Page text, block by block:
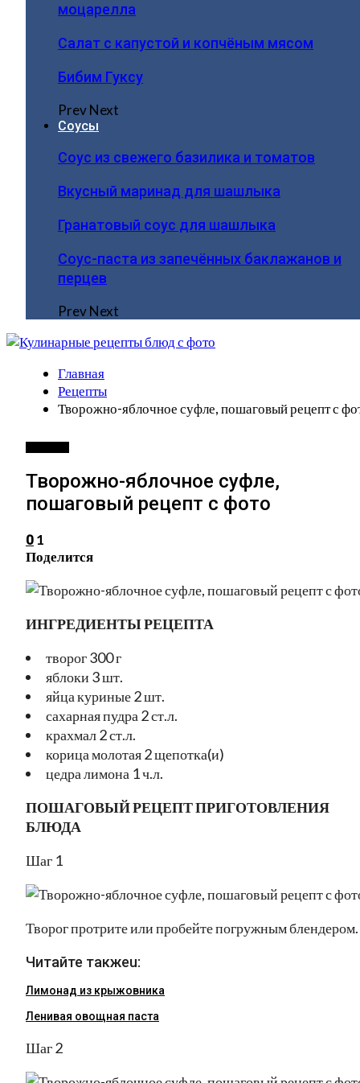
моцарелла
Салат с капустой и копчёным мясом
Бибим Гуксу
PrevNext
Соусы
Соус из свежего базилика и томатов
Вкусный маринад для шашлыка
Гранатовый соус для шашлыка
Соус-паста из запечённых баклажанов и
перцев
PrevNext
Главная
Рецепты
Творожно-яблочное суфле, пошаговый рецепт с
Творожно-яблочное суфле,
пошаговый рецепт с фото
0 1
Поделится
ИНГРЕДИЕНТЫ РЕЦЕПТА
творог 300 г
яблоки 3 шт.
яйца куриные 2 шт.
сахарная пудра 2 ст.л.
крахмал 2 ст.л.
корица молотая 2 щепотка(и)
цедра лимона 1 ч.л.
ПОШАГОВЫЙ РЕЦЕПТ ПРИГОТОВЛЕНИЯ
БЛЮДА
Шаг 1
Творог протрите или пробейте погружным блендером.
Читайте такжеu:
Лимонад из крыжовника
Ленивая овощная паста
Шаг 2